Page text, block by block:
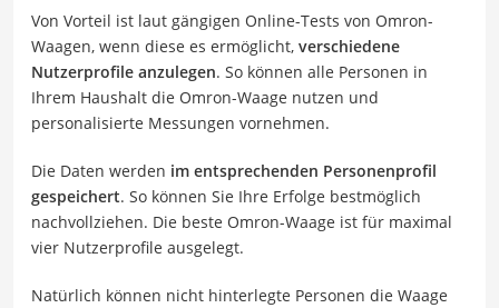
Von Vorteil ist laut gängigen Online-Tests von Omron-
Waagen, wenn diese es ermöglicht, verschiedene
Nutzerprofile anzulegen. So können alle Personen in
Ihrem Haushalt die Omron-Waage nutzen und
personalisierte Messungen vornehmen.
Die Daten werden im entsprechenden Personenprofil
gespeichert. So können Sie Ihre Erfolge bestmöglich
nachvollziehen. Die beste Omron-Waage ist für maximal
vier Nutzerprofile ausgelegt.
Natürlich können nicht hinterlegte Personen die Waage